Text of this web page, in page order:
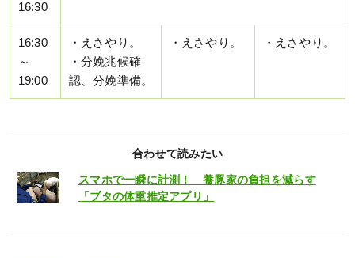
16:30
16:30
～
19:00
・えさやり。
・分娩兆候確
認、分娩準備。
・えさやり。 ・えさやり。
合わせて読みたい
スマホで一瞬に計測！ 養豚家の負担を減らす
「ブタの体重推定アプリ」